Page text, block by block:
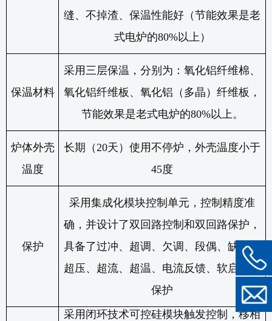
缝、不掉渣、保温性能好（节能效果是老
式电炉的80%以上）
保温材料
采用三层保温，分别为：氧化铝纤维棉、
氧化铝纤维板、氧化铝（多晶）纤维板，
节能效果是老式电炉的80%以上。
炉体外壳
温度
长期（20天）使用不停炉，外壳温度小于
45度
保护
采用集成化模块控制单元，控制精度准
确，并设计了双回路控制和双回路保护，
具备了过冲、超调、欠调、段偶、缺相、
超压、超流、超温、电流反馈、软启动等
保护
采用闭环技术可控硅模块触发控制，移相